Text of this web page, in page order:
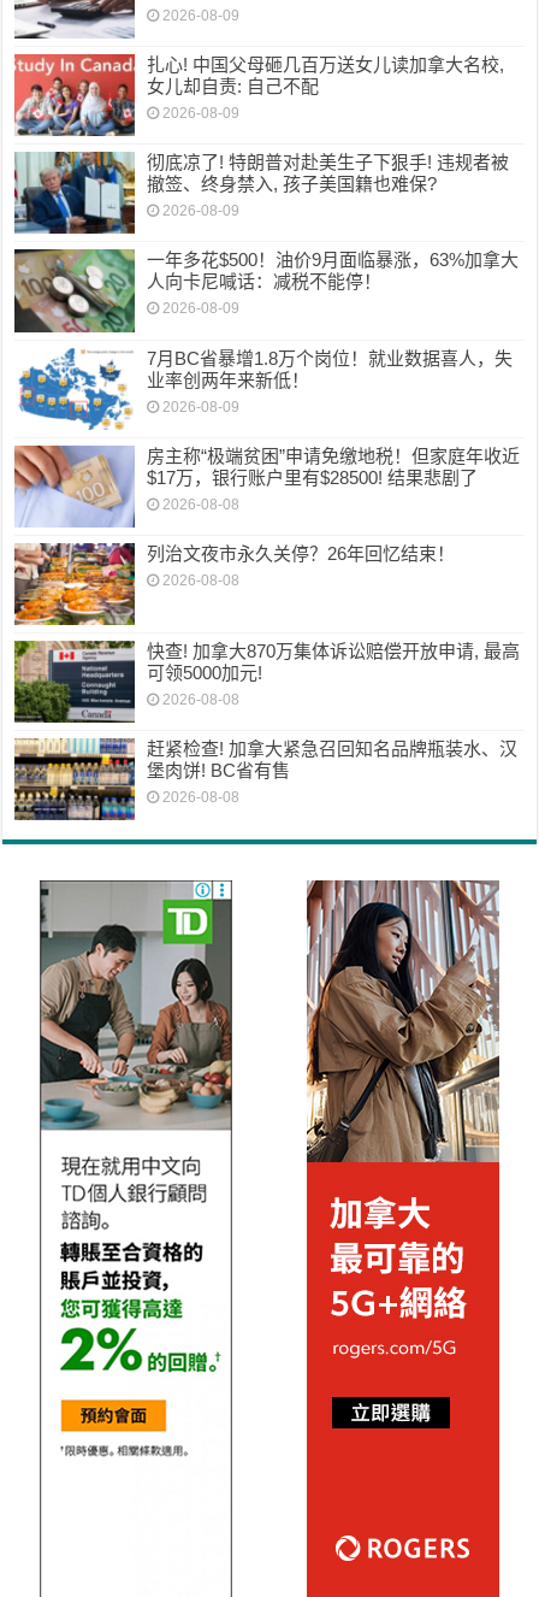
2026-08-09
扎心! 中国父母砸几百万送女儿读加拿大名校,
女儿却自责: 自己不配
2026-08-09
彻底凉了! 特朗普对赴美生子下狠手! 违规者被
撤签、终身禁入, 孩子美国籍也难保?
2026-08-09
一年多花$500！油价9月面临暴涨，63%加拿大
人向卡尼喊话：减税不能停！
2026-08-09
7月BC省暴增1.8万个岗位！就业数据喜人，失
业率创两年来新低！
2026-08-09
房主称“极端贫困”申请免缴地税！但家庭年收近
$17万，银行账户里有$28500! 结果悲剧了
2026-08-08
列治文夜市永久关停？26年回忆结束！
2026-08-08
快查! 加拿大870万集体诉讼赔偿开放申请, 最高
可领5000加元!
2026-08-08
赶紧检查! 加拿大紧急召回知名品牌瓶装水、汉
堡肉饼! BC省有售
2026-08-08